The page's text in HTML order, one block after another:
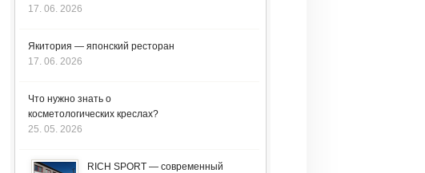
17. 06. 2026
Якитория — японский ресторан
17. 06. 2026
Что нужно знать о
косметологических креслах?
25. 05. 2026
RICH SPORT — современный